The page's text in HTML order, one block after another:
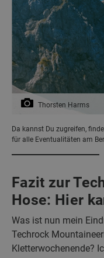
Thorsten Harms
Da kannst Du zugreifen,
für alle Eventualitäten am
Fazit zur
Hose: Hier
Was ist nun mein
Techrock
Kletterwochenende?